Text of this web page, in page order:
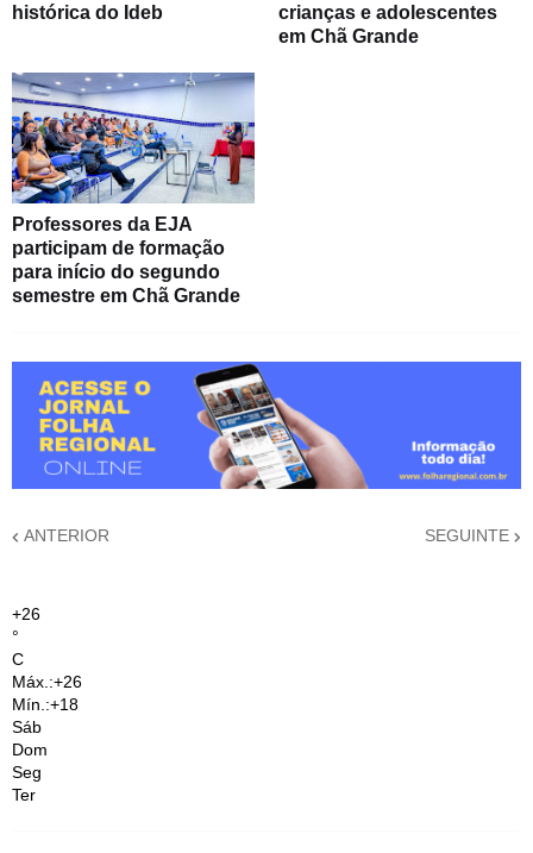
histórica do Ideb
crianças e adolescentes
em Chã Grande
Professores da EJA
participam de formação
para início do segundo
semestre em Chã Grande
ANTERIOR SEGUINTE
+26
°
C
Máx.:+26
Mín.:+18
Sáb
Dom
Seg
Ter